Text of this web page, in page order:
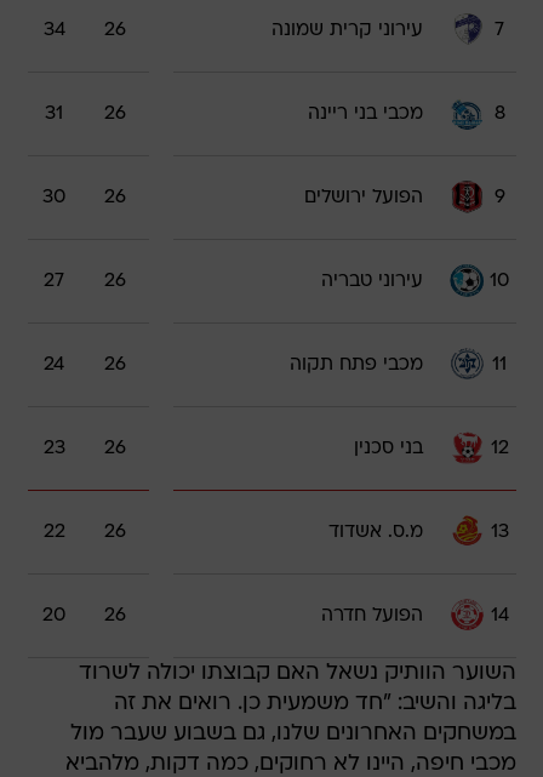
7 עירוני קרית שמונה 26
34
8 מכבי בני ריינה 26
31
9 הפועל ירושלים 26
30
10 עירוני טבריה 26
27
11 מכבי פתח תקוה 26
24
12 בני סכנין 26
23
13 מ.ס. אשדוד 26
22
14 הפועל חדרה 26
20
השוער הוותיק נשאל האם קבוצתו יכולה לשרוד
בליגה והשיב: "חד משמעית כן. רואים את זה
במשחקים האחרונים שלנו, גם בשבוע שעבר מול
מכבי חיפה, היינו לא רחוקים, כמה דקות, מלהביא